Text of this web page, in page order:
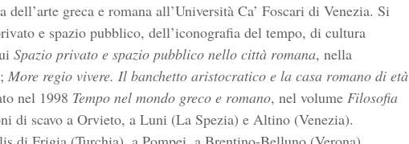
greca e romana all’Università Ca’ Foscari di Venezia. Si
e spazio pubblico, dell’iconografia del tempo, di cultura
Spazio privato e spazio pubblico nello città romana, nella
More regio vivere. Il banchetto aristocratico e la casa romano di età
nel 1998 Tempo nel mondo greco e romano, nel volume Filosofia
di scavo a Orvieto, a Luni (La Spezia) e Altino (Venezia).